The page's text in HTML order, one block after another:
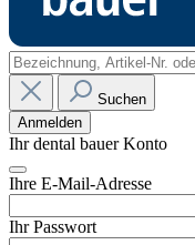
Suchen
Anmelden
Ihr dental bauer Konto
Ihre E-Mail-Adresse
Ihr Passwort